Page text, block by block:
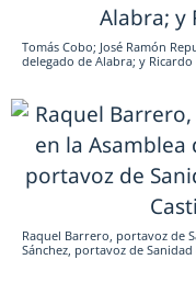
Tomás Cobo; José Ramón
delegado de Alabra; y Ricardo
Raquel Barrero, portavoz de
Sánchez, portavoz de